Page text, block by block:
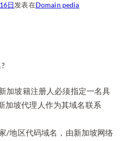
日发表在Domain pedia
加坡籍注册人必须指定一名具
加坡代理人作为其域名联系
/地区代码域名，由新加坡网络